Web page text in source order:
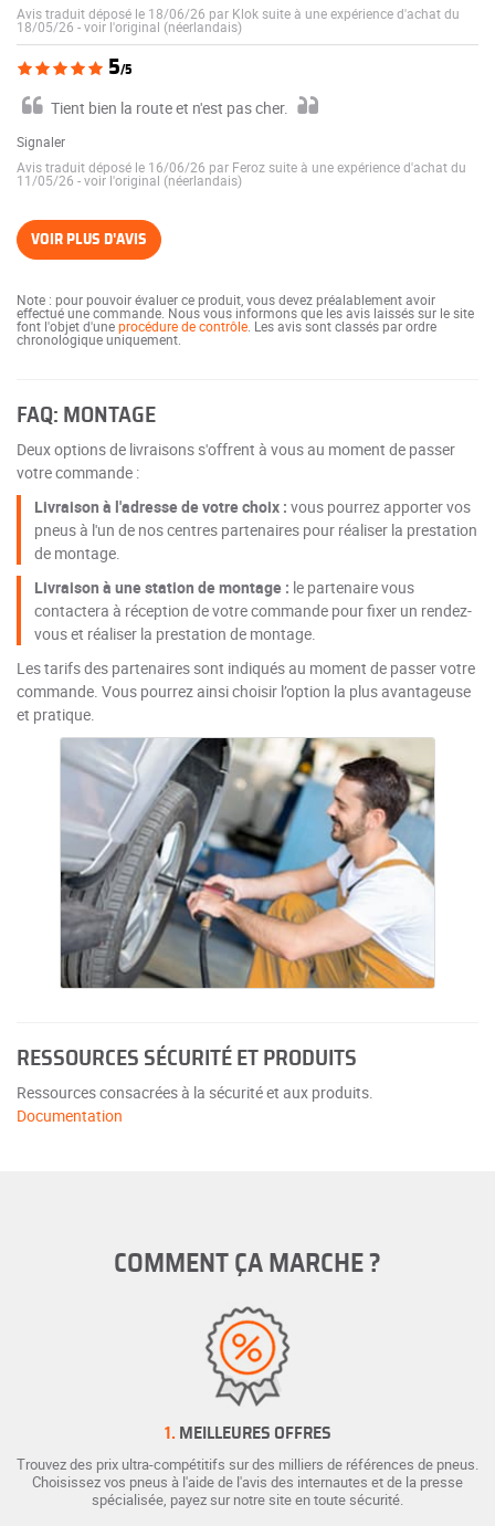
Avis traduit déposé le 18/06/26 par Klok suite à une expérience d'achat du
18/05/26 -voir l'original (néerlandais)
5/5
Tient bien la route et n'est pas cher.
Signaler
Avis traduit déposé le 16/06/26 par Feroz suite à une expérience d'achat du
11/05/26 -voir l'original (néerlandais)
VOIR PLUS D'AVIS
Note : pour pouvoir évaluer ce produit, vous devez préalablement avoir
effectué une commande. Nous vous informons que les avis laissés sur le site
font l'objet d'uneprocédure de contrôle . Les avis sont classés par ordre
chronologique uniquement.
FAQ: MONTAGE
Deux options de livraisons s'offrent à vous au moment de passer
votre commande :
Livraison à l'adresse de votre choix : vous pourrez apporter vos
pneus à l'un de nos centres partenaires pour réaliser la prestation
de montage.
Livraison à une station de montage : le partenaire vous
contactera à réception de votre commande pour fixer un rendez-
vous et réaliser la prestation de montage.
Les tarifs des partenaires sont indiqués au moment de passer votre
commande. Vous pourrez ainsi choisir l’option la plus avantageuse
et pratique.
RESSOURCES SÉCURITÉ ET PRODUITS
Ressources consacrées à la sécurité et aux produits.
Documentation
COMMENT ÇA MARCHE ?
1. MEILLEURES OFFRES
Trouvez des prix ultra-compétitifs sur des milliers de références de pneus.
Choisissez vos pneus à l'aide de l'avis des internautes et de la presse
spécialisée, payez sur notre site en toute sécurité.